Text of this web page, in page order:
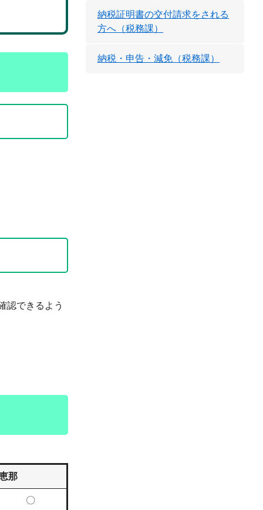
認できるよう
那
〇
納税証明書の交付請求をされる
方へ（税務課）
納税・申告・減免（税務課）